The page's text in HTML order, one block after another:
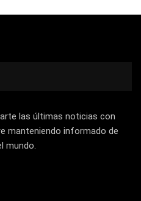
las últimas noticias con
manteniendo informado de
mundo.